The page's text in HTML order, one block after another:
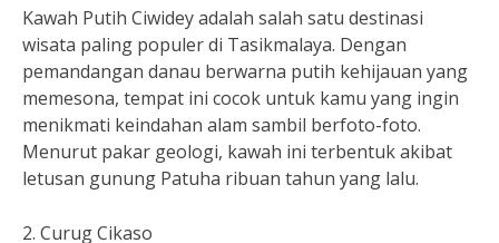
Kawah Putih Ciwidey adalah salah satu destinasi
wisata paling populer di Tasikmalaya. Dengan
pemandangan danau berwarna putih kehijauan yang
memesona, tempat ini cocok untuk kamu yang ingin
menikmati keindahan alam sambil berfoto-foto.
Menurut pakar geologi, kawah ini terbentuk akibat
letusan gunung Patuha ribuan tahun yang lalu.
2. Curug Cikaso